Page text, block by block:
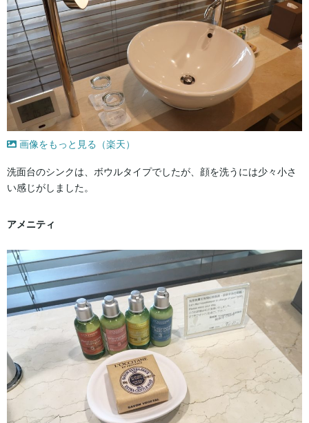
画像をもっと見る（楽天）
洗面台のシンクは、ボウルタイプでしたが、顔を洗うには少々小さ
い感じがしました。
アメニティ